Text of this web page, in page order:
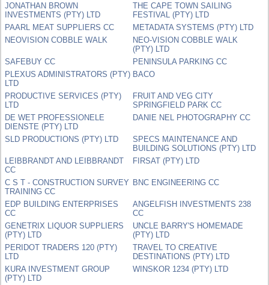
JONATHAN BROWN
INVESTMENTS (PTY) LTD
THE CAPE TOWN SAILING
FESTIVAL (PTY) LTD
PAARL MEAT SUPPLIERS CC
METADATA SYSTEMS (PTY) LTD
NEOVISION COBBLE WALK
NEO-VISION COBBLE WALK
(PTY) LTD
SAFEBUY CC
PENINSULA PARKING CC
PLEXUS ADMINISTRATORS (PTY)
LTD
BACO
PRODUCTIVE SERVICES (PTY)
LTD
FRUIT AND VEG CITY
SPRINGFIELD PARK CC
DE WET PROFESSIONELE
DIENSTE (PTY) LTD
DANIE NEL PHOTOGRAPHY CC
SLD PRODUCTIONS (PTY) LTD
SPECS MAINTENANCE AND
BUILDING SOLUTIONS (PTY) LTD
LEIBBRANDT AND LEIBBRANDT
CC
FIRSAT (PTY) LTD
C S T - CONSTRUCTION SURVEY
TRAINING CC
BNC ENGINEERING CC
EDP BUILDING ENTERPRISES
CC
ANGELFISH INVESTMENTS 238
CC
GENETRIX LIQUOR SUPPLIERS
(PTY) LTD
UNCLE BARRY'S HOMEMADE
(PTY) LTD
PERIDOT TRADERS 120 (PTY)
LTD
TRAVEL TO CREATIVE
DESTINATIONS (PTY) LTD
KURA INVESTMENT GROUP
(PTY) LTD
WINSKOR 1234 (PTY) LTD